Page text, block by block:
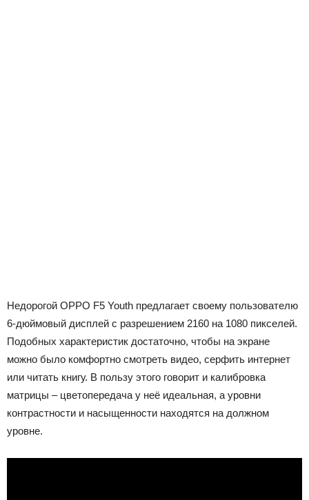
Недорогой OPPO F5 Youth предлагает своему пользователю
6-дюймовый дисплей с разрешением 2160 на 1080 пикселей.
Подобных характеристик достаточно, чтобы на экране
можно было комфортно смотреть видео, серфить интернет
или читать книгу. В пользу этого говорит и калибровка
матрицы – цветопередача у неё идеальная, а уровни
контрастности и насыщенности находятся на должном
уровне.